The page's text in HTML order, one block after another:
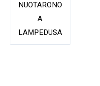
NUOTARONO
A
LAMPEDUSA